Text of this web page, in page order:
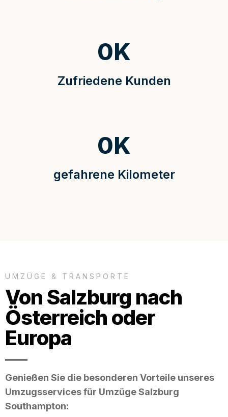
Zufriedene Kunden
0K
gefahrene Kilometer
0K
UMZÜGE & TRANSPORTE
Von Salzburg nach
Österreich oder
Europa
Genießen Sie die besonderen Vorteile unseres
Umzugsservices für Umzüge Salzburg
Southampton: